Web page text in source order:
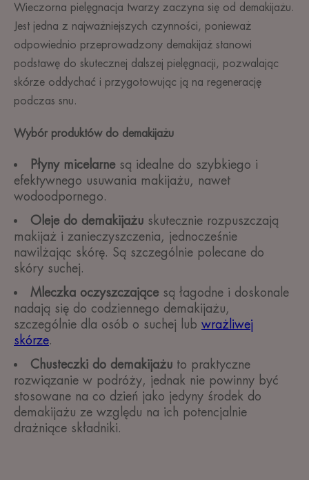
Wieczorna pielęgnacja twarzy zaczyna się od demakijażu.
Jest jedna z najważniejszych czynności, ponieważ
odpowiednio przeprowadzony demakijaż stanowi
podstawę do skutecznej dalszej pielęgnacji, pozwalając
skórze oddychać i przygotowując ją na regenerację
podczas snu.
Wybór produktów do demakijażu
Płyny micelarne są idealne do szybkiego i
efektywnego usuwania makijażu, nawet
wodoodpornego.
Oleje do demakijażu skutecznie rozpuszczają
makijaż i zanieczyszczenia, jednocześnie
nawilżając skórę. Są szczególnie polecane do
skóry suchej.
Mleczka oczyszczające są łagodne i doskonale
nadają się do codziennego demakijażu,
szczególnie dla osób o suchej lub wrażliwej
skórze.
Chusteczki do demakijażu to praktyczne
rozwiązanie w podróży, jednak nie powinny być
stosowane na co dzień jako jedyny środek do
demakijażu ze względu na ich potencjalnie
drażniące składniki.